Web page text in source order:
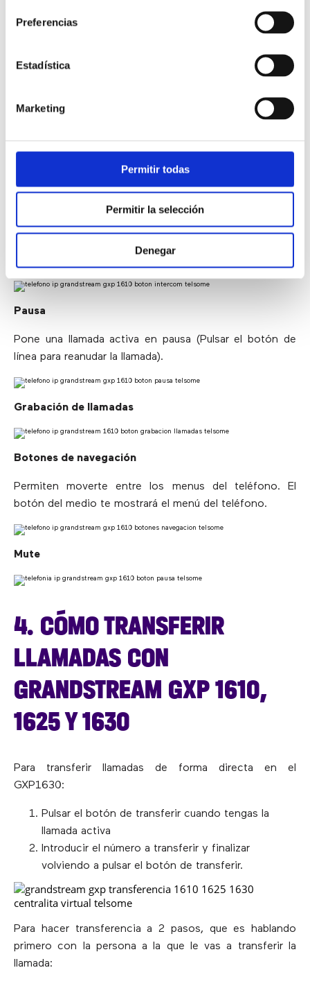
Preferencias
Estadística
Marketing
Permitir todas
Permitir la selección
Denegar
Directorio
por nombre.
Permite llamar al buzón de voz.
Pausa
Pone una llamada activa en pausa (Pulsar el botón de
línea para reanudar la llamada).
Grabación de llamadas
Botones de navegación
Permiten moverte entre los menus del teléfono. El
botón del medio te mostrará el menú del teléfono.
Mute
4. CÓMO TRANSFERIR
LLAMADAS CON
GRANDSTREAM GXP 1610,
1625 Y 1630
Para transferir llamadas de forma directa en el
GXP1630:
Pulsar el botón de transferir cuando tengas la
llamada activa
Introducir el número a transferir y finalizar
volviendo a pulsar el botón de transferir.
Para hacer transferencia a 2 pasos, que es hablando
primero con la persona a la que le vas a transferir la
llamada: